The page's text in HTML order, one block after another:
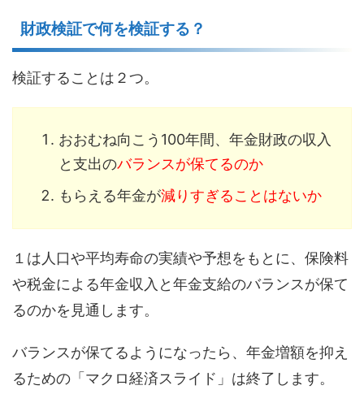
財政検証で何を検証する？
検証することは２つ。
おおむね向こう100年間、年金財政の収入
と支出のバランスが保てるのか
もらえる年金が減りすぎることはないか
１は人口や平均寿命の実績や予想をもとに、保険料
や税金による年金収入と年金支給のバランスが保て
るのかを見通します。
バランスが保てるようになったら、年金増額を抑え
るための「マクロ経済スライド」は終了します。